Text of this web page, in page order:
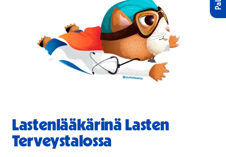
Lastenlääkärinä Lasten
Terveystalossa